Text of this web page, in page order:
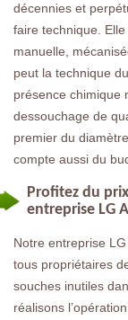
décennies et
faire technique.
manuelle,
peut la technique
présence chimique
dessouchage de
premier du
compte aussi du
Profitez du
entreprise LG
Notre entreprise
tous propriétaires
souches inutiles
réalisons